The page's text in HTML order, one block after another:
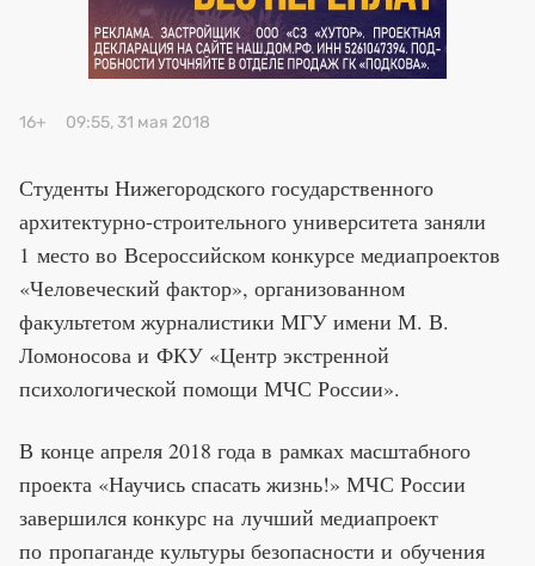
Эксперты
16+ 09:55, 31 мая 2018
Студенты Нижегородского государственного
архитектурно-строительного университета заняли
1 место во Всероссийском конкурсе медиапроектов
«Человеческий фактор», организованном
факультетом журналистики МГУ имени М. В.
Ломоносова и ФКУ «Центр экстренной
психологической помощи МЧС России».
В конце апреля 2018 года в рамках масштабного
проекта «Научись спасать жизнь!» МЧС России
завершился конкурс на лучший медиапроект
по пропаганде культуры безопасности и обучения